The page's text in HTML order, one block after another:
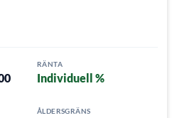
RÄNTA
Individuell %
ÅLDERSGRÄNS